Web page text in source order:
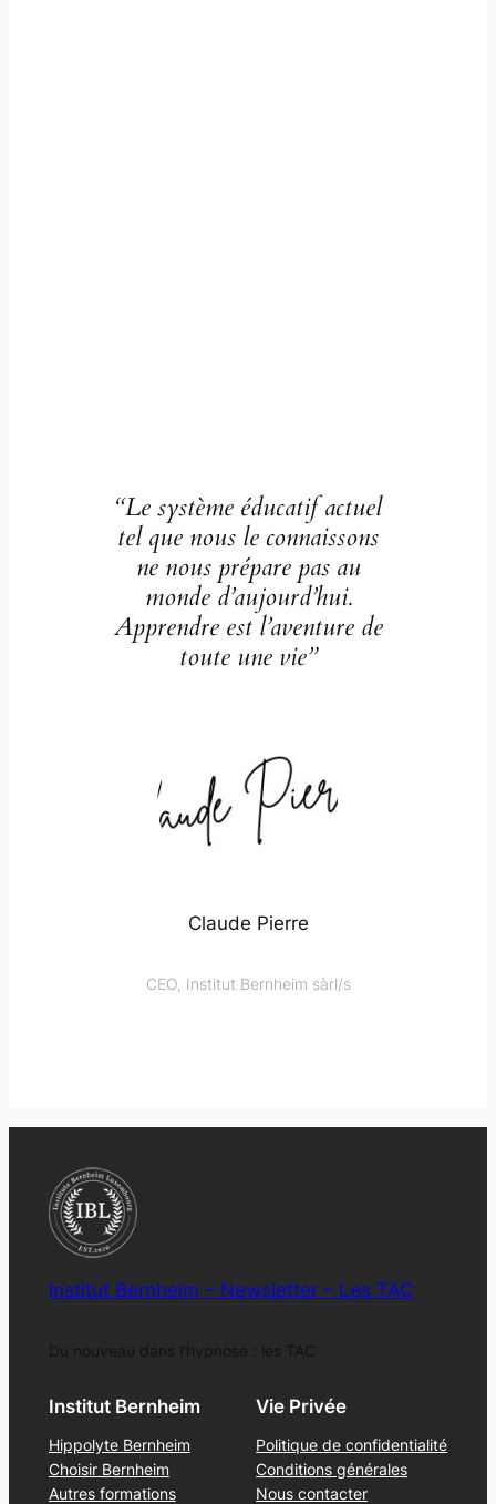
“Le système éducatif actuel
tel que nous le connaissons
ne nous prépare pas au
monde d’aujourd’hui.
Apprendre est l’aventure de
toute une vie”
Claude Pierre
CEO, Institut Bernheim sàrl/s
Institut Bernheim – Newsletter – Les TAC
Institut Bernheim
Hippolyte Bernheim
Choisir Bernheim
Autres formations
Vie Privée
Politique de confidentialité
Conditions générales
Nous contacter